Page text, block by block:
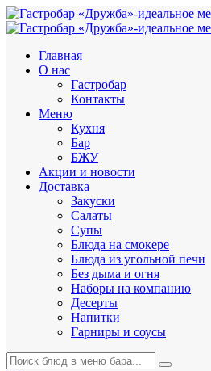
Главная
О нас
Гастробар
Контакты
Меню
Кухня
Бар
БЖУ
Акции и новости
Доставка
Закуски
Салаты
Супы
Блюда на смокере
Блюда из угольной печи
Без дыма и огня
Наборы на компанию
Десерты
Напитки
Гарниры и соусы